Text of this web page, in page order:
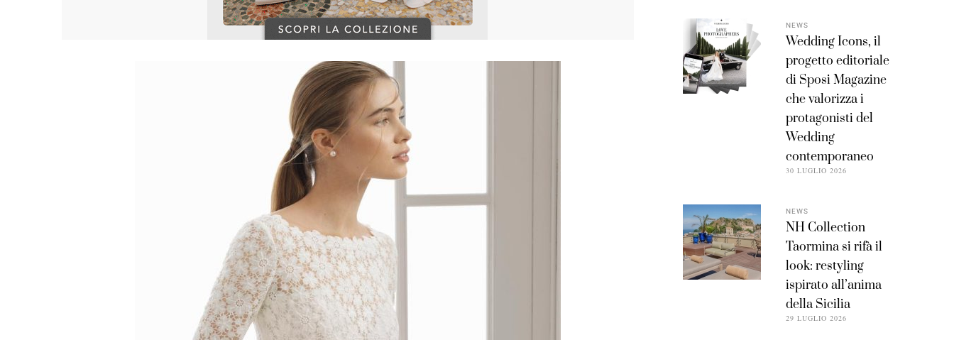
NEWS
Wedding Icons, il
progetto editoriale
di Sposi Magazine
che valorizza i
protagonisti del
Wedding
contemporaneo
30 LUGLIO 2026
NEWS
NH Collection
Taormina si rifà il
look: restyling
ispirato all’anima
della Sicilia
29 LUGLIO 2026